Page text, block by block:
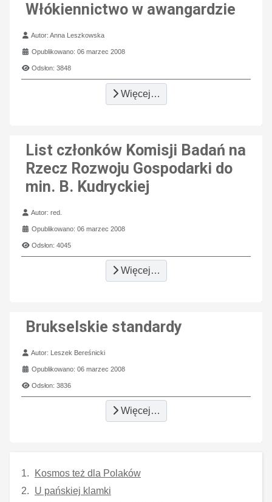
Włókiennictwo w awangardzie
Szczegóły
Autor:Anna Leszkowska
Opublikowano: 06 marzec 2008
Odsłon: 3848
Więcej…
List członków Komisji Badań na
Rzecz Rozwoju Gospodarki do
min. B. Kudryckiej
Szczegóły
Autor:red.
Opublikowano: 06 marzec 2008
Odsłon: 4045
Więcej…
Brukselskie standardy
Szczegóły
Autor: Leszek Bereśnicki
Opublikowano: 06 marzec 2008
Odsłon: 3836
Więcej…
Kosmos też dla Polaków
U pańskiej klamki